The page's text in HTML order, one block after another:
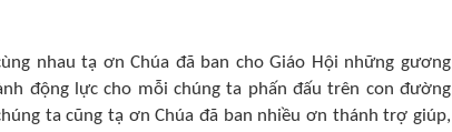
nhau tạ ơn Chúa đã ban cho Giáo Hội những gương
động lực cho mỗi chúng ta phấn đấu trên con đường
ta cũng tạ ơn Chúa đã ban nhiều ơn thánh trợ giúp,